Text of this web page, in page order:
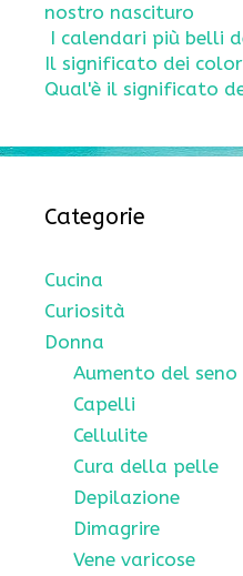
nostro nascituro
I calendari più belli
Il significato dei
Qual'è il significato
Categorie
Cucina
Curiosità
Donna
Aumento del seno
Capelli
Cellulite
Cura della pelle
Depilazione
Dimagrire
Vene varicose